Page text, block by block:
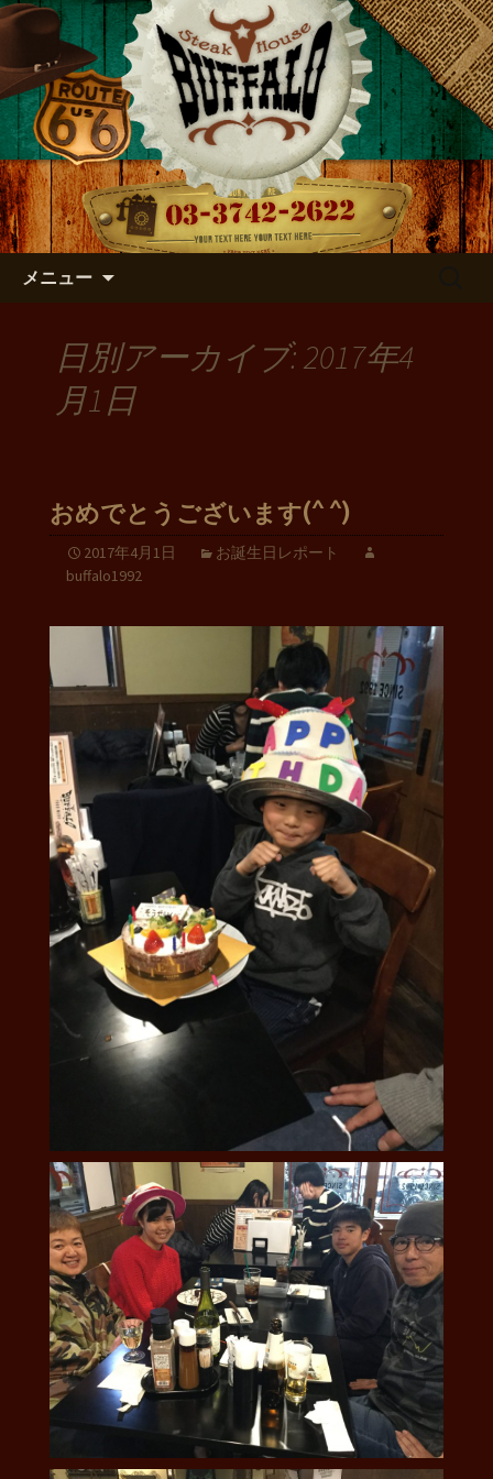
バッファローのブログ
店主のつぶやき
メニュー
日別アーカイブ: 2017年4
月1日
おめでとうございます(^ ^)
2017年4月1日
お誕生日レポート
buffalo1992